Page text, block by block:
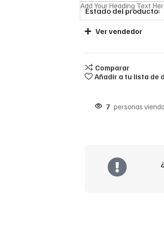
Estado del producto:
Add Your Heading Text
Ver vendedor
Comparar
Añadir a tu lista de
7 personas